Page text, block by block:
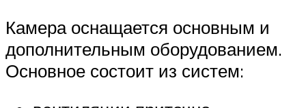
Камера оснащается основным и
дополнительным оборудованием.
Основное состоит из систем: